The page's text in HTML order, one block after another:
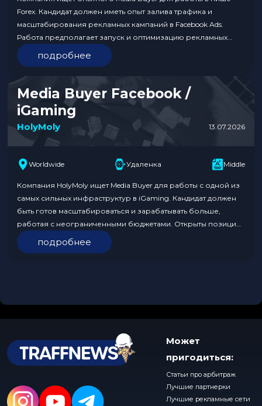
Forex. Кандидат должен иметь опыт залива трафика и
масштабирования рекламных кампаний в Facebook Ads.
Работа предполагает запуск и оптимизацию рекламных
кампаний, анализ эффективности и контроль ключевых
метрик. Команда предлагает полностью удаленную работу с
гибким графиком и высоким доходом без потолка.
Обязанности: Требования к кандидату: Условия:
Откликнуться…
подробнее
Media Buyer Facebook /
iGaming
HolyMoly 13.07.2026
Worldwide Удаленка Middle
Компания HolyMoly ищет Media Buyer для работы с одной из
самых сильных инфраструктур в iGaming. Кандидат должен
быть готов масштабироваться и зарабатывать больше,
работая с неограниченными бюджетами. Открыты позиции
для работы с различными GEO, включая Tier 1, Tier 2 и Tier 3.
Команда предлагает поддержку на всех этапах, а также
подробнее
Может
пригодиться:
Статьи про арбитраж
Лучшие партнерки
Лучшие рекламные сети